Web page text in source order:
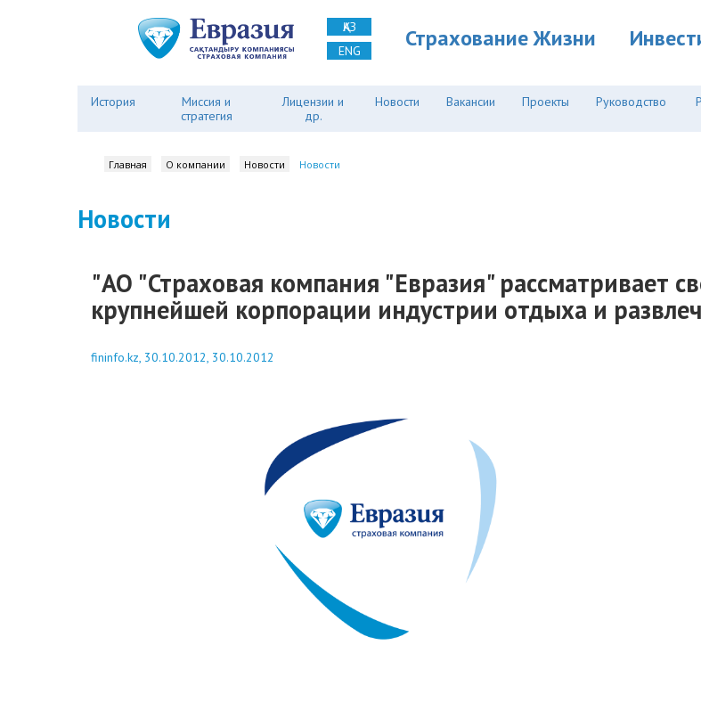
ҚАЗ
ENG
Страхование Жизни
История
Миссия и
стратегия
Лицензии и
др.
Новости Вакансии Проекты Руководство
Главная О компании Новости Новости
Новости
"АО "Страховая компания "Евразия" рассматривает
крупнейшей корпорации индустрии отдыха и
fininfo.kz, 30.10.2012, 30.10.2012